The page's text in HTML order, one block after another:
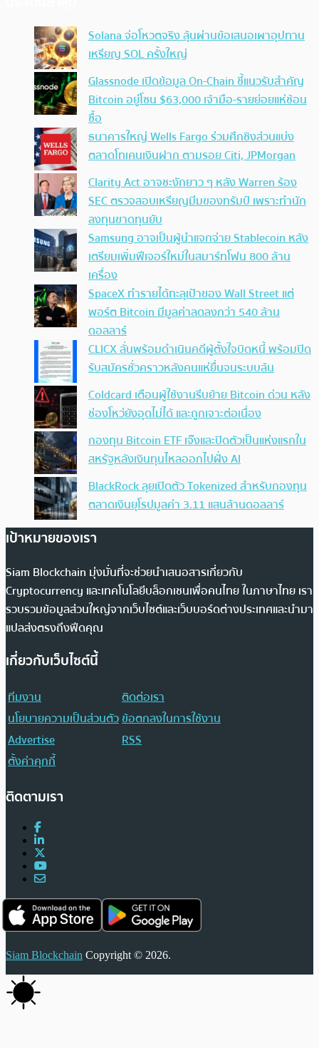
Solana จ่อโหวตจริง ลุ้นผ่านข้อเสนอเผาอุปทาน
เหรียญ SOL ครั้งใหญ่
Glassnode เปิดข้อมูล On-Chain ชี้แนวรับสำคัญ
Bitcoin อยู่โซน $63,000 เจ้ามือ-รายย่อยแห่ช้อน
ซื้อ
ธนาคารใหญ่ Wells Fargo ร่วมศึกชิงส่วนแบ่ง
ตลาดโทเคนเงินฝาก ตามรอย Citi, JPMorgan
Clarity Act อาจชะงักยาว ๆ หลัง Warren ร้อง
SEC ตรวจสอบเหรียญมีมของทรัมป์ เพราะทำนัก
ลงทุนขาดทุนยับ
Samsung อาจเป็นผู้นำแจกจ่าย Stablecoin หลัง
เตรียมเพิ่มฟีเจอร์ใหม่ในสมาร์ทโฟน 800 ล้าน
เครื่อง
SpaceX ทำรายได้ทะลุเป้าของ Wall Street แต่
พอร์ต Bitcoin มีมูลค่าลดลงกว่า 540 ล้าน
ดอลลาร์
CLICX ลั่นพร้อมดำเนินคดีผู้ตั้งใจบิดหนี้ พร้อมปิด
รับสมัครชั่วคราวหลังคนแห่ยื่นจนระบบล้น
Coldcard เตือนผู้ใช้งานรีบย้าย Bitcoin ด่วน หลัง
ช่องโหว่ยังอุดไม่ได้ และถูกเจาะต่อเนื่อง
กองทุน Bitcoin ETF เจ๊งและปิดตัวเป็นแห่งแรกใน
สหรัฐหลังเงินทุนไหลออกไปฝั่ง AI
BlackRock ลุยเปิดตัว Tokenized สำหรับกองทุน
ตลาดเงินยุโรปมูลค่า 3.11 แสนล้านดอลลาร์
เป้าหมายของเรา
Siam Blockchain มุ่งมั่นที่จะช่วยนำเสนอสารเกี่ยวกับ
Cryptocurrency และเทคโนโลยีบล็อกเชนเพื่อคนไทย ในภาษาไทย เรา
รวบรวมข้อมูลส่วนใหญ่จากเว็บไซต์และเว็บบอร์ดต่างประเทศและนำมา
แปลส่งตรงถึงฟีดคุณ
เกี่ยวกับเว็บไซต์นี้
ทีมงาน
ติดต่อเรา
นโยบายความเป็นส่วนตัวข้อตกลงในการใช้งาน
Advertise
RSS
ตั้งค่าคุกกี้
ติดตามเรา
Siam Blockchain Copyright © 2026.